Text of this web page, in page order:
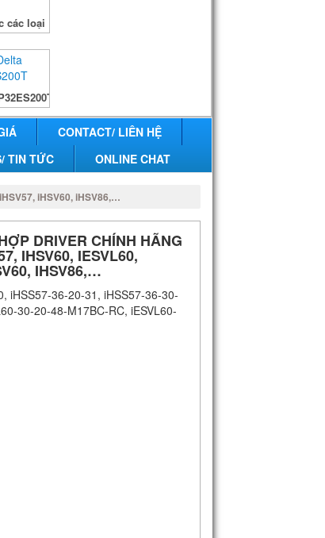
các loại
CONTACT/ LIÊN HỆ
TIN TỨC ONLINE CHAT
iHSV60, iHSV86,…
DRIVER CHÍNH HÃNG
IHSV60, IESVL60,
IHSV86,…
iHSS57-36-20-31, iHSS57-36-30-
30-20-48-M17BC-RC, iESVL60-